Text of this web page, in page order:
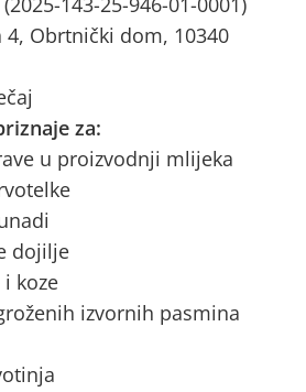
4, Obrtnički dom, 10340
za:
u proizvodnji mlijeka
dojilje
i koze
izvornih pasmina